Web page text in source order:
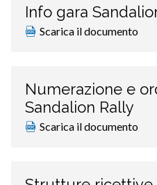
Info gara
Scarica il documento
Numerazione e
Sandalion Rally
Scarica il documento